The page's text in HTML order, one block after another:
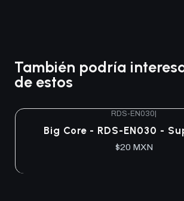
También podría
de estos
RDS-EN030
Big Core - RDS-EN030 -
$20 MXN